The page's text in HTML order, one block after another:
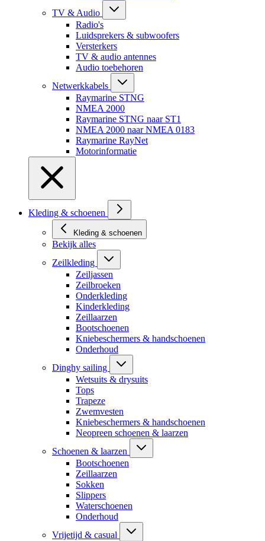
TV & Audio
Radio's
Luidsprekers & subwoofers
Versterkers
TV & audio antennes
Audio toebehoren
Netwerkkabels
Raymarine STNG
NMEA 2000
Raymarine STNG naar ST1
NMEA 2000 naar NMEA 0183
Raymarine RayNet
Motorinformatie
Kleding & schoenen
Kleding & schoenen
Bekijk alles
Zeilkleding
Zeiljassen
Zeilbroeken
Onderkleding
Kinderkleding
Zeillaarzen
Bootschoenen
Kniebeschermers & handschoenen
Onderhoud
Dinghy sailing
Wetsuits & drysuits
Tops
Trapeze
Zwemvesten
Kniebeschermers & handschoenen
Neopreen schoenen & laarzen
Schoenen & laarzen
Bootschoenen
Zeillaarzen
Sokken
Slippers
Waterschoenen
Onderhoud
Vrijetijd & casual